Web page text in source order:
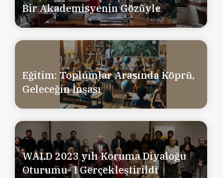
Bir Akademisyenin Gözüyle
Eğitim: Toplumlar Arasında Köprü,
Geleceğin İnşası
WALD 2023 yılı Koruma Diyaloğu
Oturumu- I Gerçekleştirildi